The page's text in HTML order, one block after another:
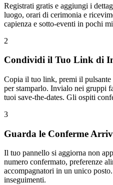
Registrati gratis e aggiungi i
luogo, orari di cerimonia e
capienza e sotto-eventi in pochi
2
Condividi il Tuo Link di
Copia il tuo link, premi il
per stamparlo. Invialo nei gruppi
tuoi save-the-dates. Gli ospiti
3
Guarda le Conferme
Il tuo pannello si aggiorna non
numero confermato, preferenze
accompagnatori in un unico
inseguimenti.